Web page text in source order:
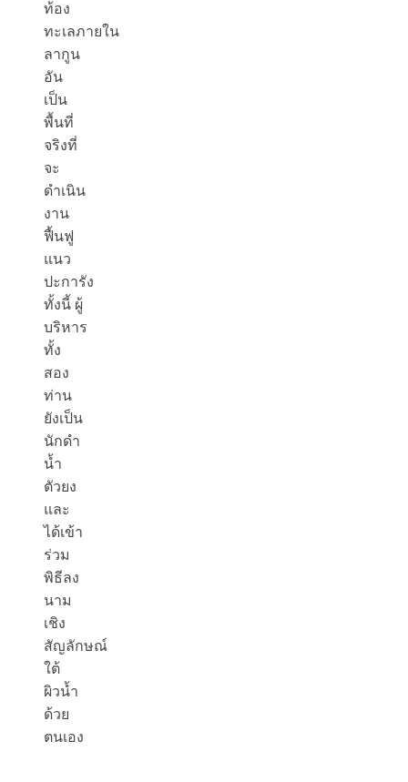
ท้อง
ทะเลภายใน
ลากูน
อัน
เป็น
พื้นที่
จริงที่
จะ
ดำเนิน
งาน
ฟื้นฟู
แนว
ปะการัง
ทั้งนี้ ผู้
บริหาร
ทั้ง
สอง
ท่าน
ยังเป็น
นักดำ
น้ำ
ตัวยง
และ
ได้เข้า
ร่วม
พิธีลง
นาม
เชิง
สัญลักษณ์
ใต้
ผิวน้ำ
ด้วย
ตนเอง